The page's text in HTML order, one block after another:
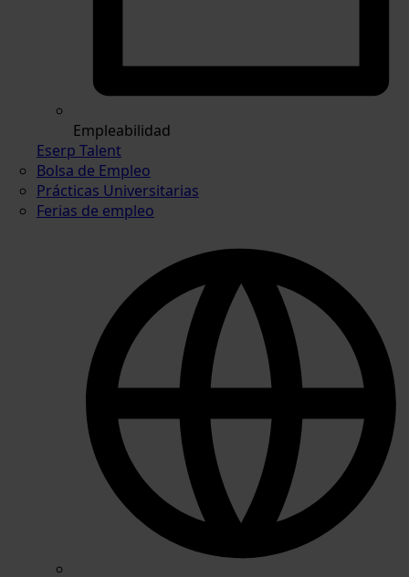
Empleabilidad
Eserp Talent
Bolsa de Empleo
Prácticas Universitarias
Ferias de empleo